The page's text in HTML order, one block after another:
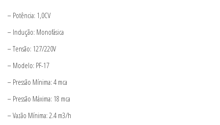
– Potência: 1,0CV
– Indução: Monofásica
– Tensão: 127/220V
– Modelo: PF-17
– Pressão Mínima: 4 mca
– Pressão Máxima: 18 mca
– Vazão Mínima: 2.4 m3/h